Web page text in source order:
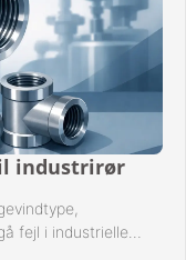
industrirør
fejl i industrielle